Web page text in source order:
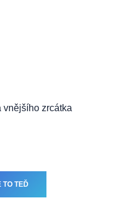
vnějšího zrcátka
TO TEĎ